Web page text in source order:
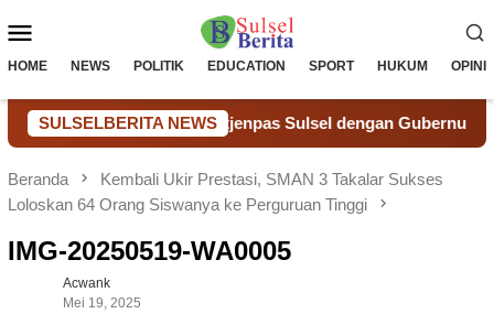
ke
Mobile
HOME NEWS POLITIK EDUCATION SPORT HUKUM OPINI
SULSELBERITA NEWS
Kakanwil Ditjenpas Sulsel dengan Gubernur Sulsel,
Beranda
Kembali Ukir Prestasi, SMAN 3 Takalar Sukses
Loloskan 64 Orang Siswanya ke Perguruan Tinggi
IMG-20250519-WA0005
Acwank
Mei 19, 2025